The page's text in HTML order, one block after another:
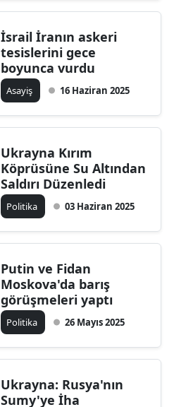
İsrail İranın askeri
tesislerini gece
boyunca vurdu
Asayiş 16 Haziran 2025
Ukrayna Kırım
Köprüsüne Su Altından
Saldırı Düzenledi
Politika 03 Haziran 2025
Putin ve Fidan
Moskova'da barış
görüşmeleri yaptı
Politika 26 Mayıs 2025
Ukrayna: Rusya'nın
Sumy'ye İha